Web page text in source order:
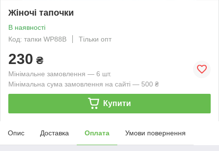
Жіночі тапочки
В наявності
Код: тапки WP88B
Тільки опт
230 ₴
Мінімальне замовлення — 6 шт.
Мінімальна сума замовлення на сайті — 500 ₴
Купити
Опис Доставка Оплата Умови повернення